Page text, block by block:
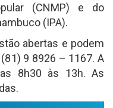
(CNMP) e do
(IPA).
abertas e podem
9 8926 – 1167. A
8h30 às 13h. As